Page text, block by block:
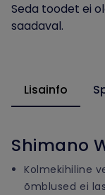
Seda toodet ei
saadaval.
Lisainfo
Shimano
Kolmekihiline
õmblused ei